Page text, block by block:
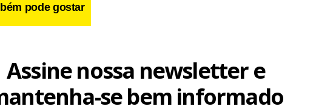
imposto sobre consumo é considerada necessária para ajudar a reduzir o
pode gostar
Assine nossa newsletter e
se bem informado